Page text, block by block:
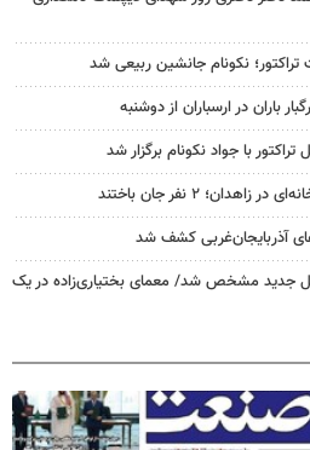
تراکتور؛ نکونام جانشین ربیعی شد
در ارسباران از دوشنبه
با جواد نکونام برگزار شد
۲ نفر جان باختند
جدید مشخص شد/ معمای بختیاری‌زاده در یک